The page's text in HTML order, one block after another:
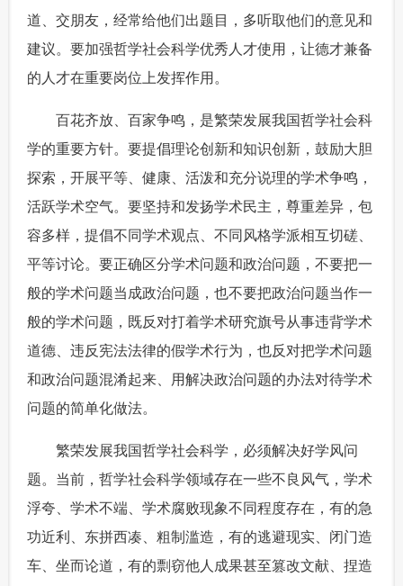
道、交朋友，经常给他们出题目，多听取他们的意见和
建议。要加强哲学社会科学优秀人才使用，让德才兼备
的人才在重要岗位上发挥作用。
百花齐放、百家争鸣，是繁荣发展我国哲学社会科
学的重要方针。要提倡理论创新和知识创新，鼓励大胆
探索，开展平等、健康、活泼和充分说理的学术争鸣，
活跃学术空气。要坚持和发扬学术民主，尊重差异，包
容多样，提倡不同学术观点、不同风格学派相互切磋、
平等讨论。要正确区分学术问题和政治问题，不要把一
般的学术问题当成政治问题，也不要把政治问题当作一
般的学术问题，既反对打着学术研究旗号从事违背学术
道德、违反宪法法律的假学术行为，也反对把学术问题
和政治问题混淆起来、用解决政治问题的办法对待学术
问题的简单化做法。
繁荣发展我国哲学社会科学，必须解决好学风问
题。当前，哲学社会科学领域存在一些不良风气，学术
浮夸、学术不端、学术腐败现象不同程度存在，有的急
功近利、东拼西凑、粗制滥造，有的逃避现实、闭门造
车、坐而论道，有的剽窃他人成果甚至篡改文献、捏造